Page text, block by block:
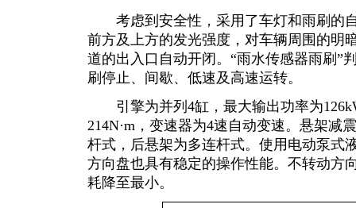
考虑到安全性，采用了车灯和雨刷的
前方及上方的发光强度，对车辆周围的明
道的出入口自动开闭。“雨水传感器雨刷”
刷停止、间歇、低速及高速运转。
引擎为并列4缸，最大输出功率为
214N·m，变速器为4速自动变速。悬架减
杆式，后悬架为多连杆式。使用电动泵式
方向盘也具有稳定的操作性能。不转动方
耗降至最小。